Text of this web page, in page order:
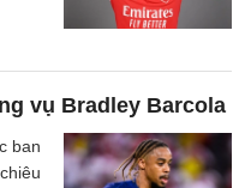
vụ Bradley Barcola
ban